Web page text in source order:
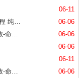
06-11
[例程]NX线程池 MySql连接池 超级喂饭式 例程 纯源码 超级好用
06-06
取文件hash值-控制台程序-支持文件/文本-拖放-命令行-全utf8
06-06
06-06
06-11
取文件hash值-控制台程序-支持文件/文本-拖放-命令行-全utf8
06-06